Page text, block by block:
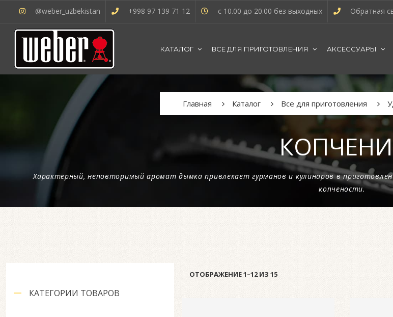
@weber_uzbekistan +998 97 139 71 12 с 10.00 до 20.00 без выходных Обратная
КАТАЛОГ ВСЕ ДЛЯ ПРИГОТОВЛЕНИЯ АКСЕССУАРЫ
Характерный, неповторимый аромат дымка привлекает гурманов и кулинаров в
копчености.
Главная Каталог Все для приготовления
КАТЕГОРИИ ТОВАРОВ
ОТОБРАЖЕНИЕ 1–12 ИЗ 15